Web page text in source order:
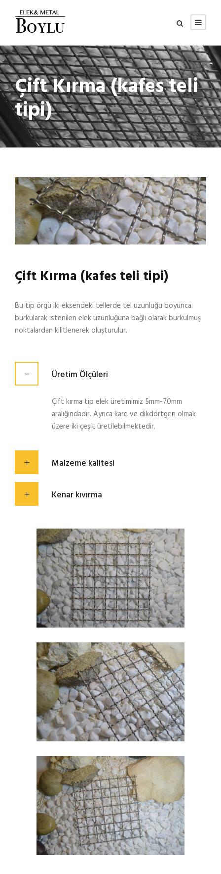
Çift Kırma (kafes teli
tipi)
Çift Kırma (kafes teli tipi)
Bu tip örgü iki eksendeki tellerde tel uzunluğu boyunca
burkularak istenilen elek uzunluğuna bağlı olarak burkulmuş
noktalardan kilitlenerek oluşturulur.
Üretim Ölçüleri
Çift kırma tip elek üretimimiz 5mm-70mm
aralığındadır. Ayrıca kare ve dikdörtgen olmak
üzere iki çeşit üretilebilmektedir.
Malzeme kalitesi
Kenar kıvırma